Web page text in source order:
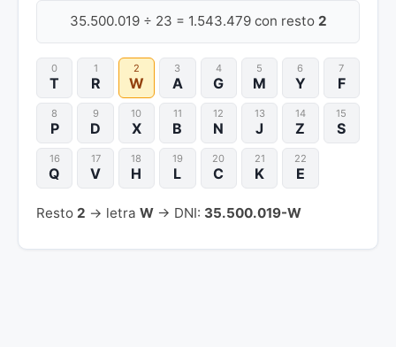
35.500.019 ÷ 23 = 1.543.479 con resto 2
0
T
1
R
2
W
3
A
4
G
5
M
6
Y
7
F
8
P
9
D
10
X
11
B
12
N
13
J
14
Z
15
S
16
Q
17
V
18
H
19
L
20
C
21
K
22
E
Resto 2 → letra W → DNI: 35.500.019-W